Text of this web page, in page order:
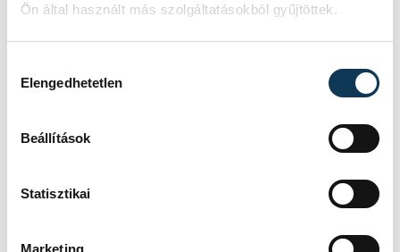
Ön által használt más szolgáltatásokból gyűjtöttek.
Elengedhetetlen
Beállítások
Statisztikai
SZERZŐ